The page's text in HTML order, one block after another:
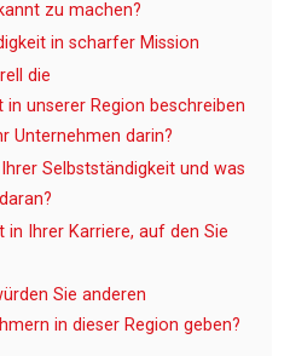
zu machen?
in scharfer Mission
die
unserer Region beschreiben
Unternehmen darin?
Selbstständigkeit und was
Ihrer Karriere, auf den Sie
Sie anderen
in dieser Region geben?